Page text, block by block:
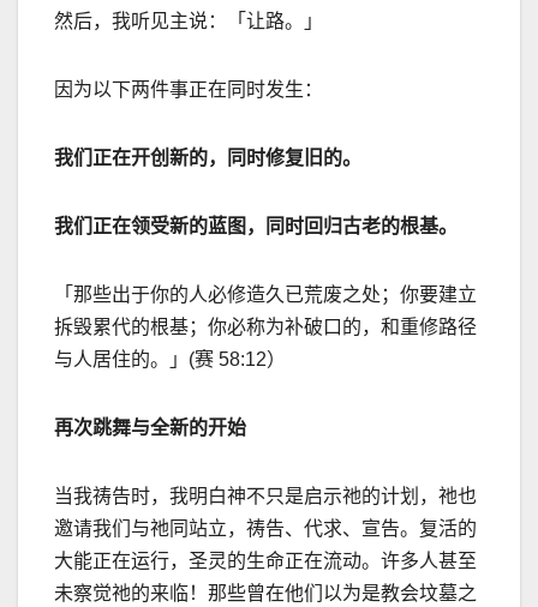
然后，我听见主说：「让路。」
因为以下两件事正在同时发生：
我们正在开创新的，同时修复旧的。
我们正在领受新的蓝图，同时回归古老的根基。
「那些出于你的人必修造久已荒废之处；你要建立
拆毁累代的根基；你必称为补破口的，和重修路径
与人居住的。」 (赛 58:12）
再次跳舞与全新的开始
当我祷告时，我明白神不只是启示祂的计划，祂也
邀请我们与祂同站立，祷告、代求、宣告。复活的
大能正在运行，圣灵的生命正在流动。许多人甚至
未察觉祂的来临！那些曾在他们以为是教会坟墓之